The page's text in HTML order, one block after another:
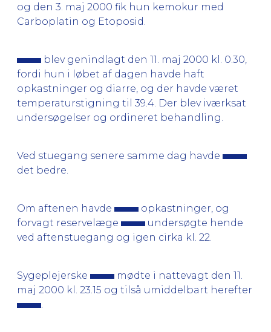
og den 3. maj 2000 fik hun kemokur med
Carboplatin og Etoposid.
blev genindlagt den 11. maj 2000 kl. 0.30,
fordi hun i løbet af dagen havde haft
opkastninger og diarre, og der havde været
temperaturstigning til 39.4. Der blev iværksat
undersøgelser og ordineret behandling.
Ved stuegang senere samme dag havde
det bedre.
Om aftenen havde
opkastninger, og
forvagt reservelæge
undersøgte hende
ved aftenstuegang og igen cirka kl. 22.
Sygeplejerske
mødte i nattevagt den 11.
maj 2000 kl. 23.15 og tilså umiddelbart herefter